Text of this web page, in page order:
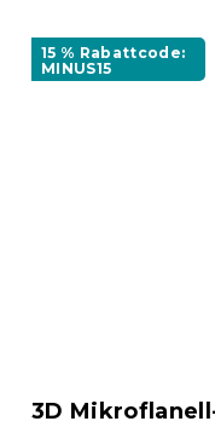
15 % Rabattcode:
MINUS15
3D